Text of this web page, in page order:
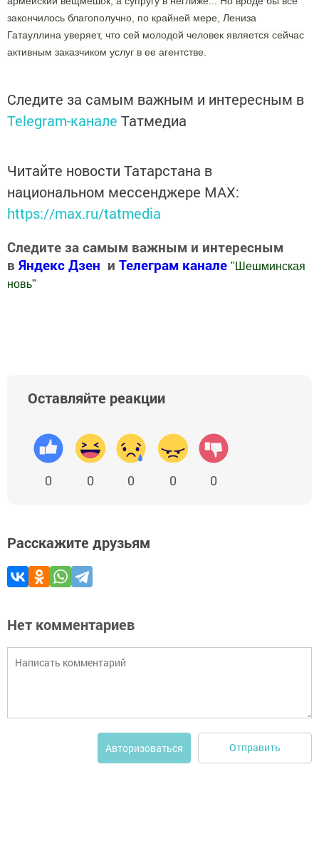
закончилось благополучно, по крайней мере, Лениза
Гатауллина уверяет, что сей молодой человек является сейчас
активным заказчиком услуг в ее агентстве.
Следите за самым важным и интересным в
Telegram-канале Татмедиа
Читайте новости Татарстана в
национальном мессенджере MАХ:
https://max.ru/tatmedia
Следите за самым важным и интересным
в Яндекс Дзен и Телеграм канале " Шешминская
новь"
Оставляйте реакции
0 0 0 0 0
Расскажите друзьям
Нет комментариев
Авторизоваться Отправить